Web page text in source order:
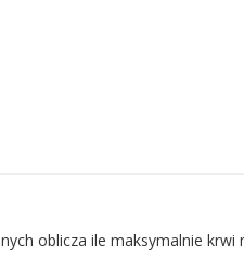
oblicza ile maksymalnie